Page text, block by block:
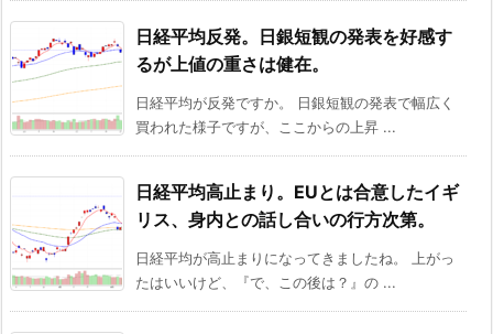
日経平均反発。日銀短観の発表を好感す
るが上値の重さは健在。
日経平均が反発ですか。 日銀短観の発表で幅広く
買われた様子ですが、ここからの上昇 ...
日経平均高止まり。EUとは合意したイギ
リス、身内との話し合いの行方次第。
日経平均が高止まりになってきましたね。 上がっ
たはいいけど、『で、この後は？』の ...